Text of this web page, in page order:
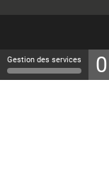
Gestion des services 0